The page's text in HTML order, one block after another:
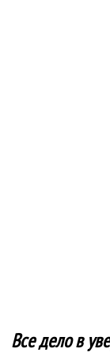
Все дело в